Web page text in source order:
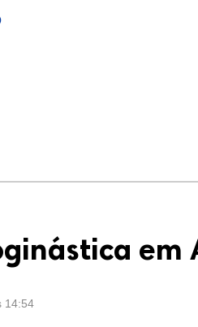
em
14:54